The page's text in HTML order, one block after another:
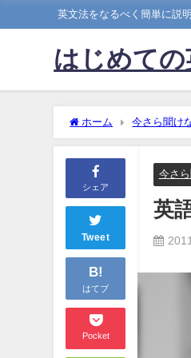
英文法をなるべく簡単に説明
はじめての
ホーム 今さら聞け
シェア
Tweet
B!
はてブ
Pocket
今さ
英